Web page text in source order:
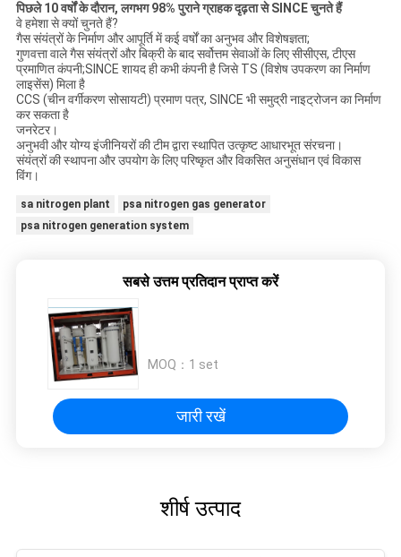
पिछले 10 वर्षों के दौरान, लगभग 98% पुराने ग्राहक दृढ़ता से SINCE चुनते हैं
वे हमेशा से क्यों चुनते हैं?
गैस संयंत्रों के निर्माण और आपूर्ति में कई वर्षों का अनुभव और विशेषज्ञता;
गुणवत्ता वाले गैस संयंत्रों और बिक्री के बाद सर्वोत्तम सेवाओं के लिए सीसीएस, टीएस
प्रमाणित कंपनी;SINCE शायद ही कभी कंपनी है जिसे TS (विशेष उपकरण का निर्माण
लाइसेंस) मिला है
CCS (चीन वर्गीकरण सोसायटी) प्रमाण पत्र, SINCE भी समुद्री नाइट्रोजन का निर्माण
कर सकता है
जनरेटर।
अनुभवी और योग्य इंजीनियरों की टीम द्वारा स्थापित उत्कृष्ट आधारभूत संरचना।
संयंत्रों की स्थापना और उपयोग के लिए परिष्कृत और विकसित अनुसंधान एवं विकास
विंग।
sa nitrogen plant
psa nitrogen gas generator
psa nitrogen generation system
सबसे उत्तम प्रतिदान प्राप्त करें
MOQ： 1 set
जारी रखें
शीर्ष उत्पाद